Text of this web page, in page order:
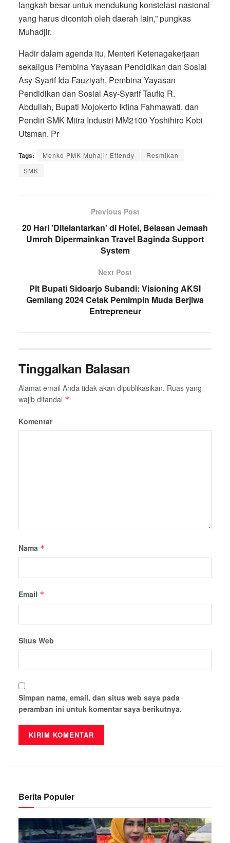
langkah besar untuk mendukung konstelasi nasional
yang harus dicontoh oleh daerah lain,” pungkas
Muhadjir.
Hadir dalam agenda itu, Menteri Ketenagakerjaan
sekaligus Pembina Yayasan Pendidikan dan Sosial
Asy-Syarif Ida Fauziyah, Pembina Yayasan
Pendidikan dan Sosial Asy-Syarif Taufiq R.
Abdullah, Bupati Mojokerto Ikfina Fahmawati, dan
Pendiri SMK Mitra Industri MM2100 Yoshihiro Kobi
Utsman. Pr
Tags: Menko PMK Muhajir Effendy
Resmikan
SMK
Previous Post
20 Hari 'Ditelantarkan' di Hotel, Belasan Jemaah
Umroh Dipermainkan Travel Baginda Support
System
Next Post
Plt Bupati Sidoarjo Subandi: Visioning AKSI
Gemilang 2024 Cetak Pemimpin Muda Berjiwa
Entrepreneur
Tinggalkan Balasan
Alamat email Anda tidak akan dipublikasikan. Ruas yang
wajib ditandai *
Komentar
Nama *
Email *
Situs Web
Simpan nama, email, dan situs web saya pada
peramban ini untuk komentar saya berikutnya.
Berita Populer